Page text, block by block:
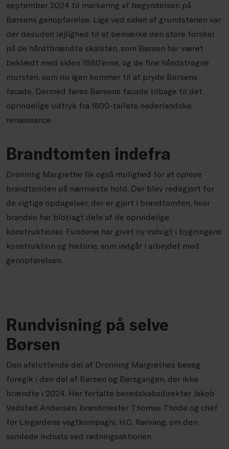
september 2024 til markering af begyndelsen på
Børsens genopførelse. Lige ved siden af grundstenen var
der desuden lejlighed til at bemærke den store forskel
på de hårdtbrændte skalsten, som Børsen har været
beklædt med siden 1880’erne, og de fine håndstrøgne
mursten, som nu igen kommer til at pryde Børsens
facade. Dermed føres Børsens facade tilbage til det
oprindelige udtryk fra 1600-tallets nederlandske
renæssance.
Brandtomten indefra
Dronning Margrethe fik også mulighed for at opleve
brandtomten på nærmeste hold. Der blev redegjort for
de vigtige opdagelser, der er gjort i brandtomten, hvor
branden har blotlagt dele af de oprindelige
konstruktioner. Fundene har givet ny indsigt i bygningens
konstruktion og historie, som indgår i arbejdet med
genopførelsen.
Rundvisning på selve
Børsen
Den afsluttende del af Dronning Margrethes besøg
foregik i den del af Børsen og Børsgangen, der ikke
brændte i 2024. Her fortalte beredskabsdirektør Jakob
Vedsted Andersen, brandmester Thomas Thode og chef
for Livgardens vagtkompagni, H.C. Rørvang, om den
samlede indsats ved redningsaktionen.